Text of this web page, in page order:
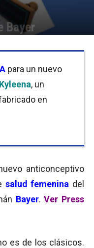
Bayer
para un nuevo
Kyleena, un
en
anticonceptivo
salud femenina del
Bayer.Ver Press
es de los clásicos.